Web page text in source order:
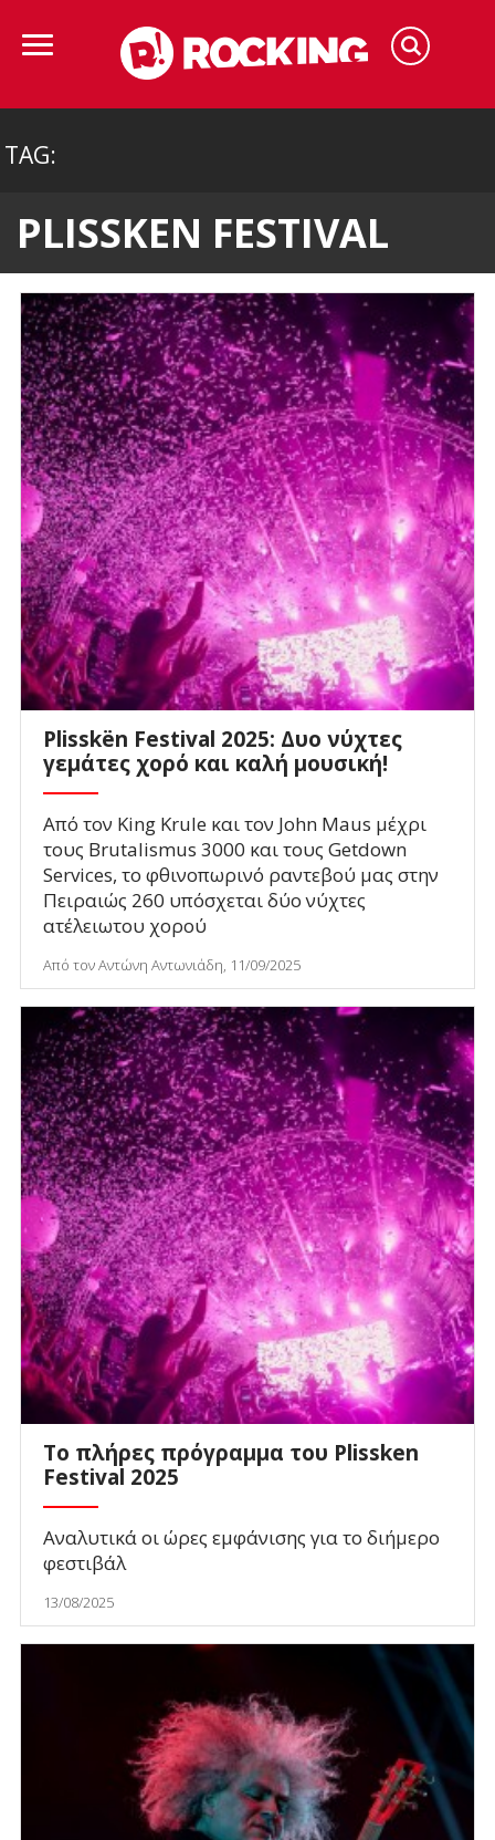
TAG:
PLISSKEN FESTIVAL
Plisskën Festival 2025: Δυο νύχτες
γεμάτες χορό και καλή μουσική!
Από τον King Krule και τον John Maus μέχρι
τους Brutalismus 3000 και τους Getdown
Services, το φθινοπωρινό ραντεβού μας στην
Πειραιώς 260 υπόσχεται δύο νύχτες
ατέλειωτου χορού
Από τον Αντώνη Αντωνιάδη, 11/09/2025
Το πλήρες πρόγραμμα του Plissken
Festival 2025
Αναλυτικά οι ώρες εμφάνισης για το διήμερο
φεστιβάλ
13/08/2025